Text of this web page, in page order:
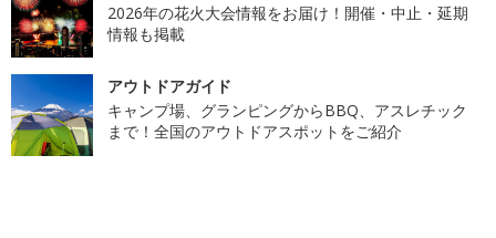
2026年の花火大会情報をお届け！開催・中止・延期
情報も掲載
アウトドアガイド
キャンプ場、グランピングからBBQ、アスレチック
まで！全国のアウトドアスポットをご紹介